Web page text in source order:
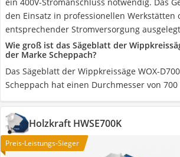
den Einsatz in professionellen Werkstätten
entsprechender Stromversorgung
Wie groß ist das Sägeblatt der
der Marke Scheppach?
Das Sägeblatt der Wippkreissäge WOX-
Scheppach hat einen Durchmesser von 700
Holzkraft HWSE700K
Preis-Leistungs-Sieger